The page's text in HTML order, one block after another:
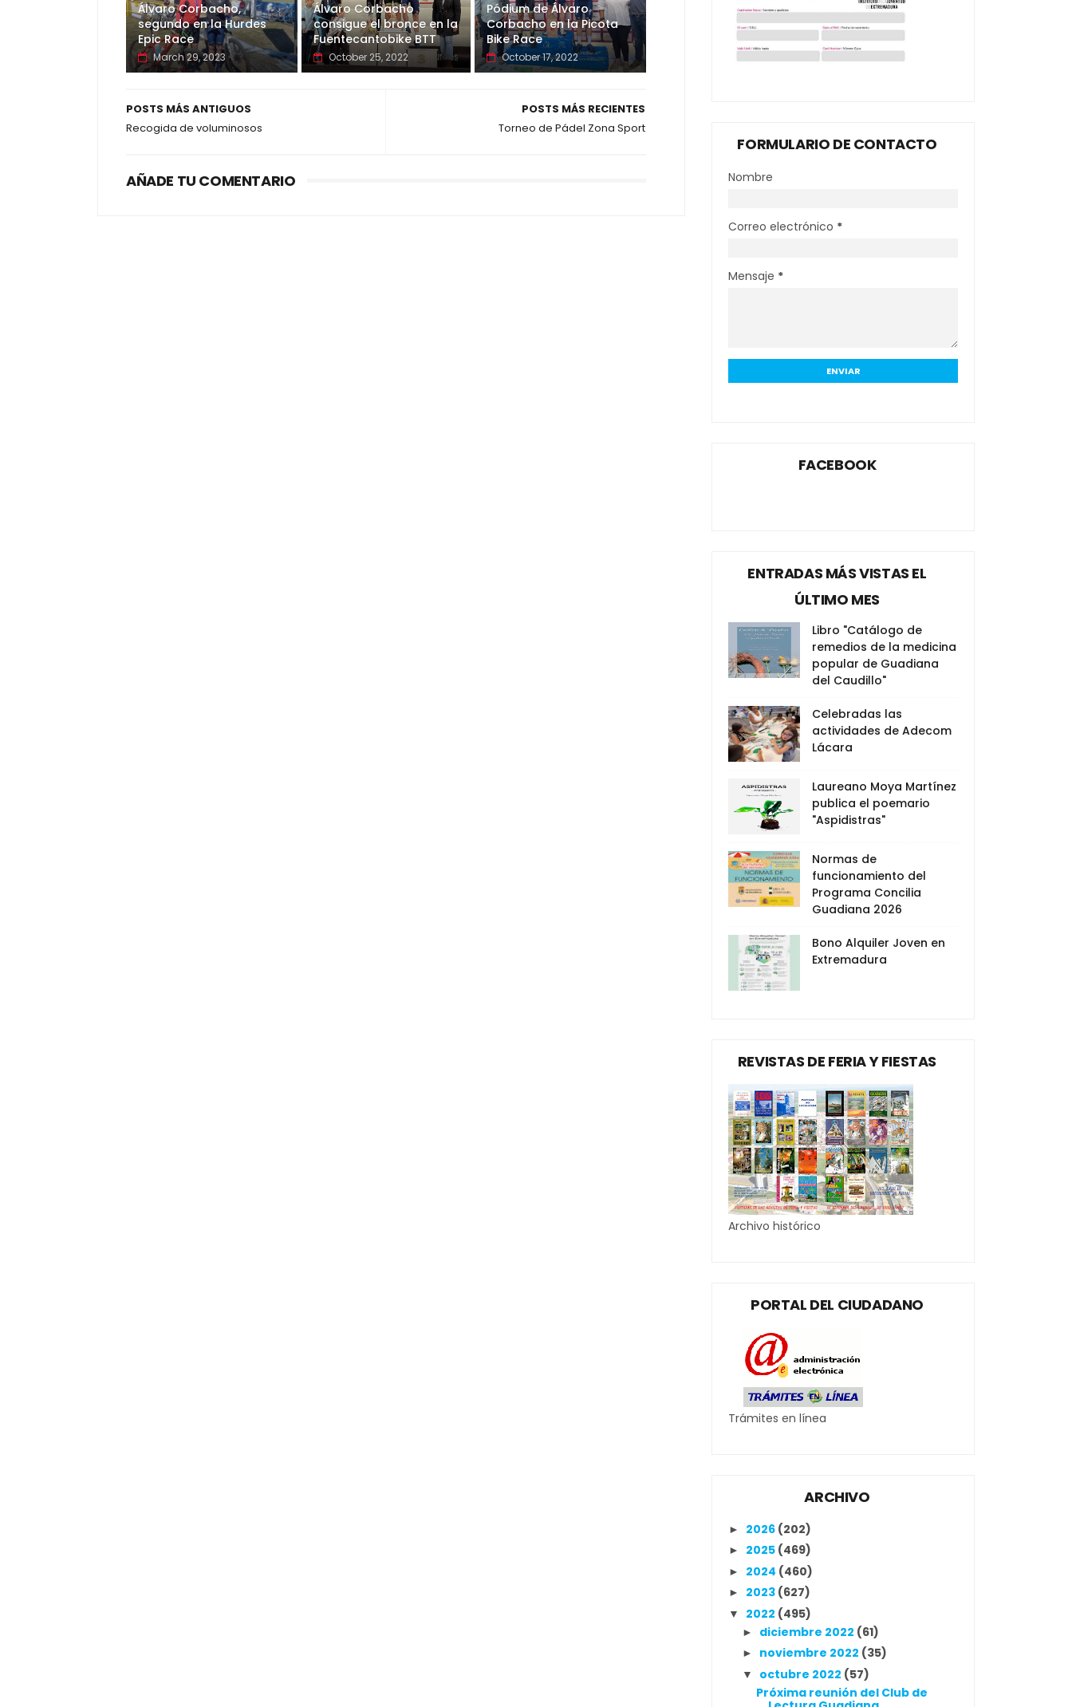
Álvaro Corbacho,
segundo en la Hurdes
Epic Race
March 29, 2023
Álvaro Corbacho
consigue el bronce en la
Fuentecantobike BTT
October 25, 2022
Pódium de Álvaro
Corbacho en la Picota
Bike Race
October 17, 2022
POSTS MÁS RECIENTES
Torneo de Pádel Zona Sport
POSTS MÁS ANTIGUOS
Recogida de voluminosos
AÑADE TU COMENTARIO
FORMULARIO DE CONTACTO
Nombre
Correo electrónico *
Mensaje *
FACEBOOK
ENTRADAS MÁS VISTAS EL
ÚLTIMO MES
Libro "Catálogo de
remedios de la medicina
popular de Guadiana
del Caudillo"
Celebradas las
actividades de Adecom
Lácara
Laureano Moya Martínez
publica el poemario
"Aspidistras"
Normas de
funcionamiento del
Programa Concilia
Guadiana 2026
Bono Alquiler Joven en
Extremadura
REVISTAS DE FERIA Y FIESTAS
Archivo histórico
PORTAL DEL CIUDADANO
Trámites en línea
ARCHIVO
► 2026 (202)
► 2025 (469)
► 2024 (460)
► 2023 (627)
▼ 2022 (495)
► diciembre 2022 (61)
► noviembre 2022 (35)
▼ octubre 2022 (57)
Próxima reunión del Club de